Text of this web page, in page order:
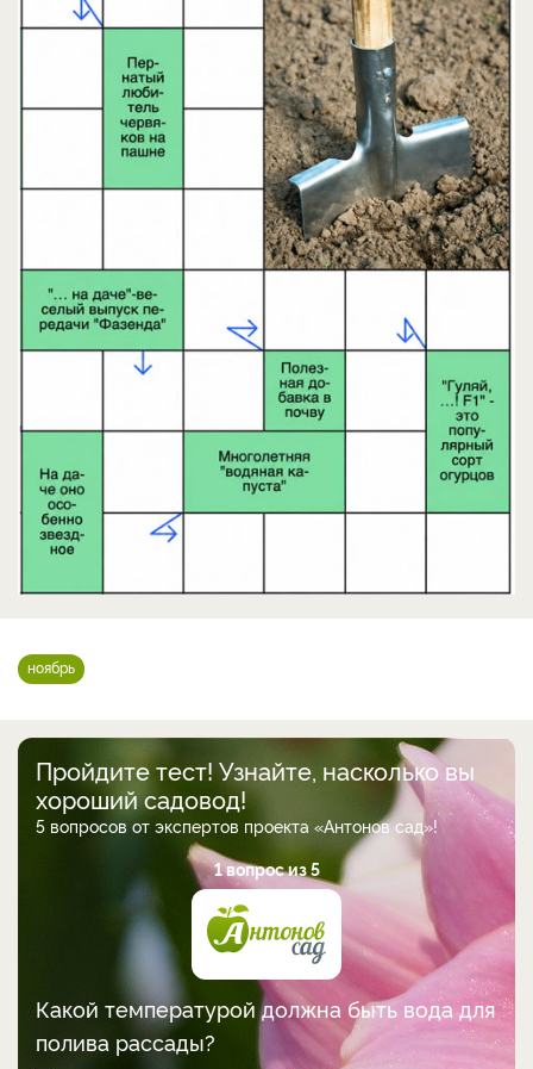
ноябрь
Пройдите тест! Узнайте, насколько вы
хороший садовод!
5 вопросов от экспертов проекта «Антонов сад»!
1 вопрос из 5
Какой температурой должна быть вода для
полива рассады?